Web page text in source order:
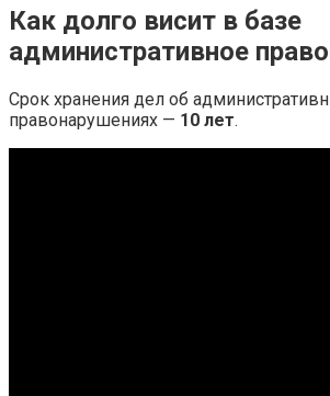
Как долго висит в базе
административное
Срок хранения дел об
правонарушениях — 10 лет.